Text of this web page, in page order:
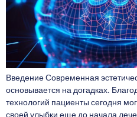
Введение Современная
основывается на догадках.
технологий пациенты сегодня